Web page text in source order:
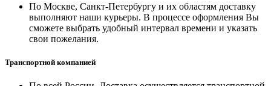
По Москве, Санкт-Петербургу и их областям доставку
выполняют наши курьеры. В процессе оформления Вы
сможете выбрать удобный интервал времени и указать
свои пожелания.
Транспортной компанией